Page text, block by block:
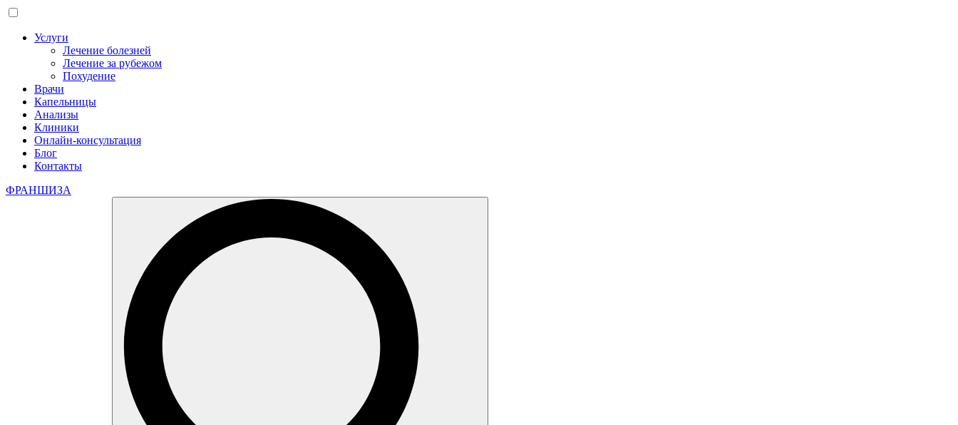
Услуги
Лечение болезней
Лечение за рубежом
Похудение
Врачи
Капельницы
Анализы
Клиники
Онлайн-консультация
Блог
Контакты
ФРАНШИЗА